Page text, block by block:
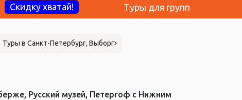
Скидку хватай! Туры для групп
Туры в Санкт-Петербург, Выборг
Русский музей, Петергоф с Нижним